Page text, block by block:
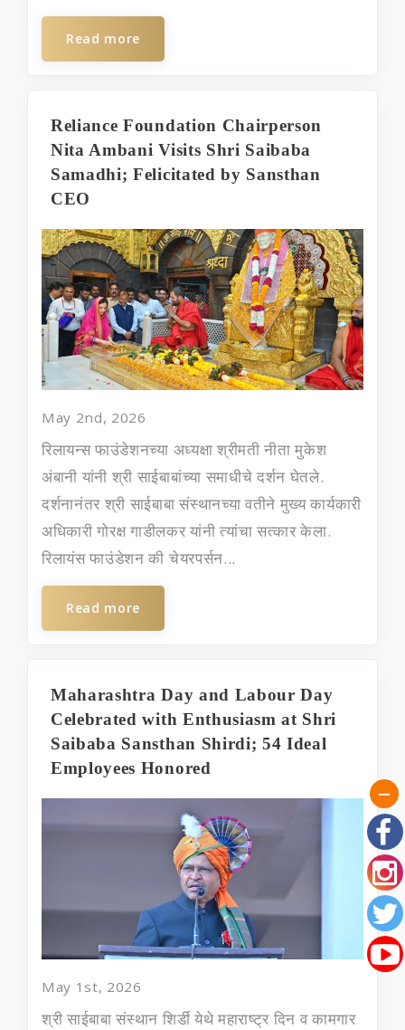
Read more
Reliance Foundation Chairperson
Nita Ambani Visits Shri Saibaba
Samadhi; Felicitated by Sansthan
CEO
May 2nd, 2026
रिलायन्स फाउंडेशनच्‍या अध्‍यक्षा श्रीमती नीता मुकेश
अंबानी यांनी श्री साईबाबांच्या समाधीचे दर्शन घेतले.
दर्शनानंतर श्री साईबाबा संस्‍थानच्‍या वतीने मुख्‍य कार्यकारी
अधिकारी गोरक्ष गाडीलकर यांनी त्‍यांचा सत्‍कार केला.
रिलायंस फाउंडेशन की चेयरपर्सन...
Read more
Maharashtra Day and Labour Day
Celebrated with Enthusiasm at Shri
Saibaba Sansthan Shirdi; 54 Ideal
Employees Honored
May 1st, 2026
श्री साईबाबा संस्थान शिर्डी येथे महाराष्ट्र दिन व कामगार